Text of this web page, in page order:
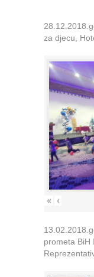
za djecu,
« ‹
prometa BiH